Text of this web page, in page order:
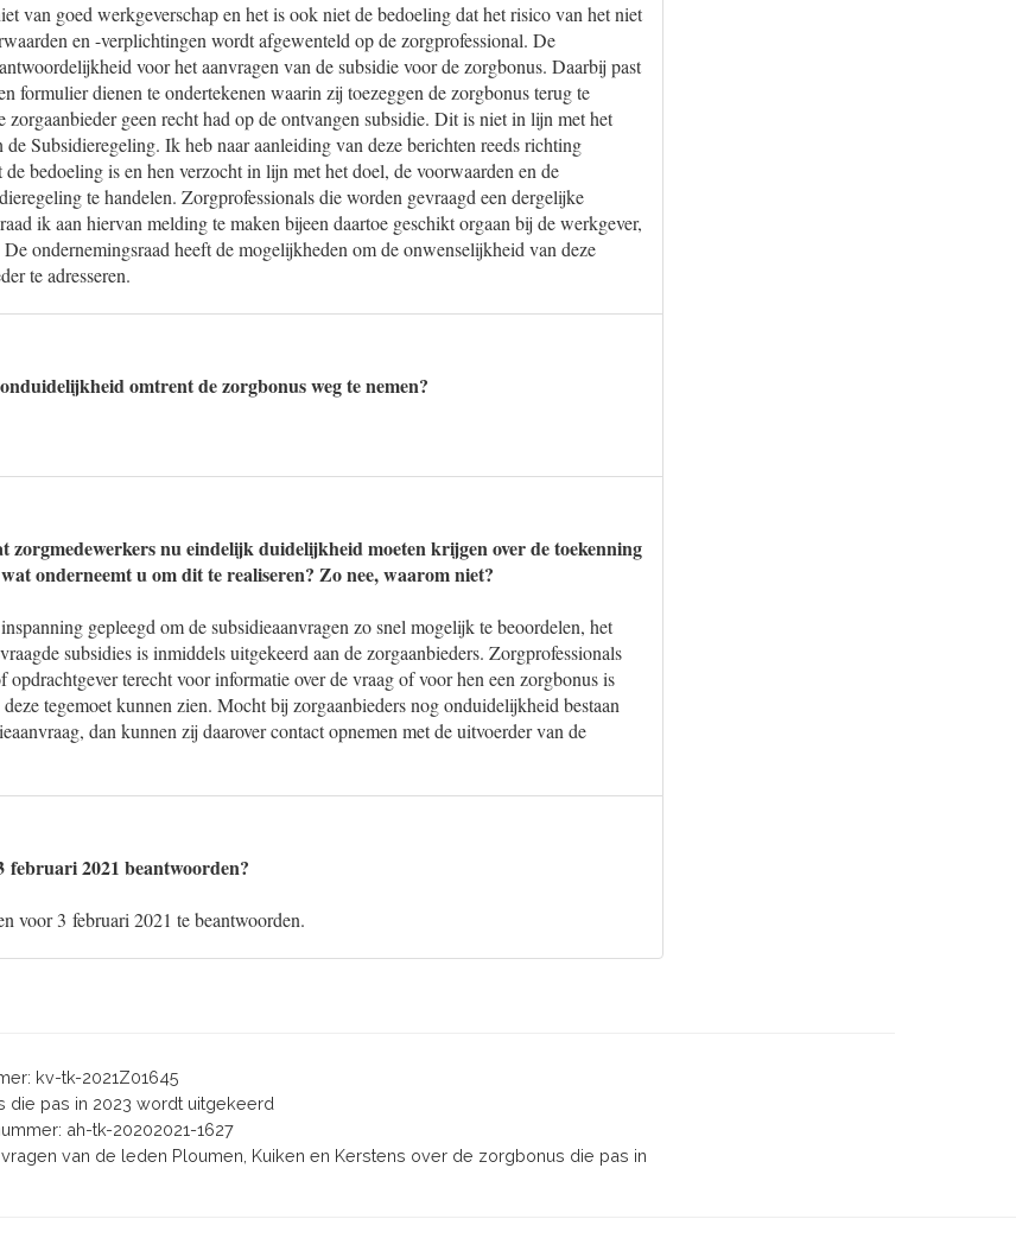
van goed werkgeverschap en het is ook niet de bedoeling dat het risico van het niet
en -verplichtingen wordt afgewenteld op de zorgprofessional. De
voor het aanvragen van de subsidie voor de zorgbonus. Daarbij past
formulier dienen te ondertekenen waarin zij toezeggen de zorgbonus terug te
zorgaanbieder geen recht had op de ontvangen subsidie. Dit is niet in lijn met het
Subsidieregeling. Ik heb naar aanleiding van deze berichten reeds richting
de bedoeling is en hen verzocht in lijn met het doel, de voorwaarden en de
te handelen. Zorgprofessionals die worden gevraagd een dergelijke
ik aan hiervan melding te maken bijeen daartoe geschikt orgaan bij de werkgever,
ondernemingsraad heeft de mogelijkheden om de onwenselijkheid van deze
te adresseren.
omtrent de zorgbonus weg te nemen?
zorgmedewerkers nu eindelijk duidelijkheid moeten krijgen over de toekenning
onderneemt u om dit te realiseren? Zo nee, waarom niet?
gepleegd om de subsidieaanvragen zo snel mogelijk te beoordelen, het
subsidies is inmiddels uitgekeerd aan de zorgaanbieders. Zorgprofessionals
terecht voor informatie over de vraag of voor hen een zorgbonus is
tegemoet kunnen zien. Mocht bij zorgaanbieders nog onduidelijkheid bestaan
dan kunnen zij daarover contact opnemen met de uitvoerder van de
februari 2021 beantwoorden?
voor 3 februari 2021 te beantwoorden.
kv-tk-2021Z01645
die pas in 2023 wordt uitgekeerd
ah-tk-20202021-1627
van de leden Ploumen, Kuiken en Kerstens over de zorgbonus die pas in